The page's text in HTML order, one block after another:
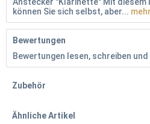
können Sie sich selbst, aber... mehr
Bewertungen
Bewertungen lesen, schreiben
Zubehör
Ähnliche Artikel